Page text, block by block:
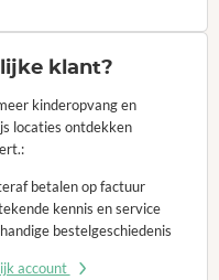
klant?
kinderopvang en
locaties ontdekken
betalen op factuur
kennis en service
bestelgeschiedenis
account